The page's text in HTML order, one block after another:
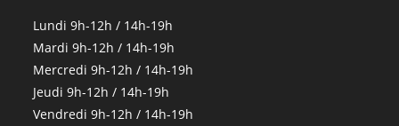
Lundi 9h-12h / 14h-19h
Mardi 9h-12h / 14h-19h
Mercredi 9h-12h / 14h-19h
Jeudi 9h-12h / 14h-19h
Vendredi 9h-12h / 14h-19h